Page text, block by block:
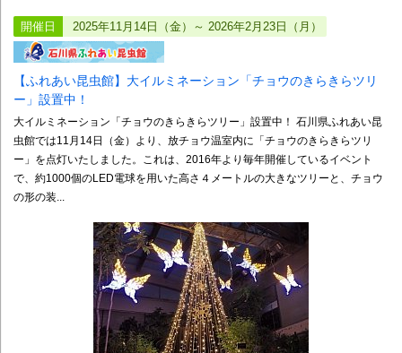
開催日 2025年11月14日（金）～ 2026年2月23日（月）
【ふれあい昆虫館】大イルミネーション「チョウのきらきらツリ
ー」設置中！
大イルミネーション「チョウのきらきらツリー」設置中！ 石川県ふれあい昆
虫館では11月14日（金）より、放チョウ温室内に「チョウのきらきらツリ
ー」を点灯いたしました。これは、2016年より毎年開催しているイベント
で、約1000個のLED電球を用いた高さ４メートルの大きなツリーと、チョウ
の形の装...